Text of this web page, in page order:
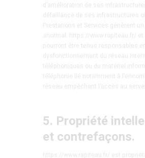
d’amélioration de ses
défaillance de ses infrastructures
Prestations et Services génèrent un
anormal. https://www.rapiteau.fr/ et
pourront être tenus responsables
dysfonctionnement du réseau
téléphoniques ou du matériel
téléphonie lié notamment à
réseau empêchant l’accès au
5. Propriété
et contrefaçons.
https://www.rapiteau.fr/ est